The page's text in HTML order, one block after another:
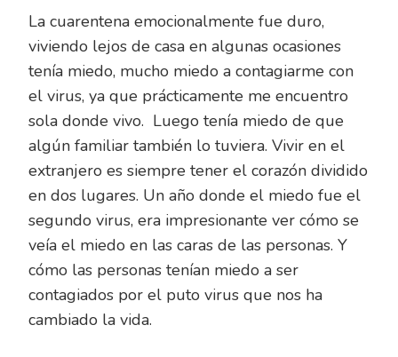
La cuarentena emocionalmente fue duro,
viviendo lejos de casa en algunas ocasiones
tenía miedo, mucho miedo a contagiarme con
el virus, ya que prácticamente me encuentro
sola donde vivo. Luego tenía miedo de que
algún familiar también lo tuviera. Vivir en el
extranjero es siempre tener el corazón dividido
en dos lugares. Un año donde el miedo fue el
segundo virus, era impresionante ver cómo se
veía el miedo en las caras de las personas. Y
cómo las personas tenían miedo a ser
contagiados por el puto virus que nos ha
cambiado la vida.